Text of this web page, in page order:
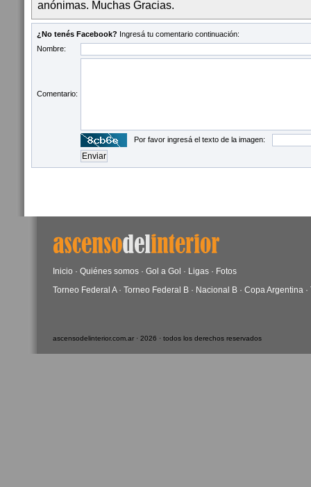
anónimas. Muchas Gracias.
¿No tenés Facebook? Ingresá tu comentario continuación:
Nombre:
Comentario:
Por favor ingresá el texto de la imagen:
Inicio · Quiénes somos · Gol a Gol · Ligas · Fotos
Torneo Federal A· Torneo Federal B · Nacional B · Copa Argentina ·
ascensodelinterior.com.ar · 2026 · todos los derechos reservados